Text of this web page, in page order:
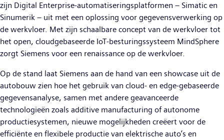
zijn Digital Enterprise-automatiseringsplatformen – Simatic en
Sinumerik – uit met een oplossing voor gegevensverwerking op
de werkvloer. Met zijn schaalbare concept van de werkvloer tot
het open, cloudgebaseerde IoT-besturingssysteem MindSphere
zorgt Siemens voor een renaissance op de werkvloer.
Op de stand laat Siemens aan de hand van een showcase uit de
autobouw zien hoe het gebruik van cloud- en edge-gebaseerde
gegevensanalyse, samen met andere geavanceerde
technologieën zoals additive manufacturing of autonome
productiesystemen, nieuwe mogelijkheden creëert voor de
efficiënte en flexibele productie van elektrische auto’s en